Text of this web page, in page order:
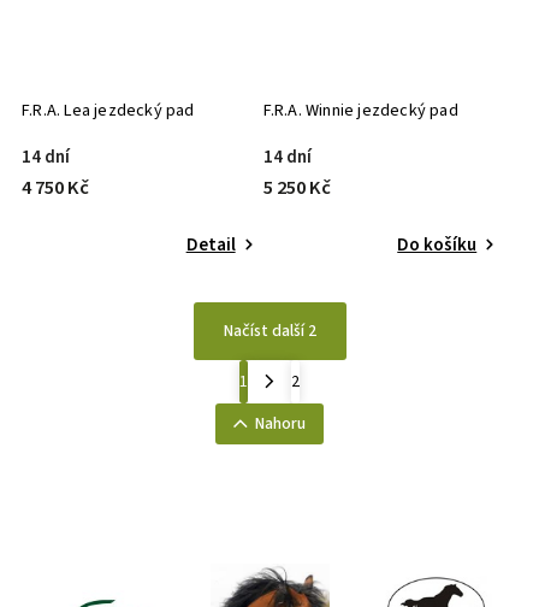
F.R.A. Lea jezdecký pad
14 dní
4 750 Kč
Detail
F.R.A. Winnie jezdecký pad
14 dní
5 250 Kč
Do košíku
Načíst další 2
1
2
Nahoru